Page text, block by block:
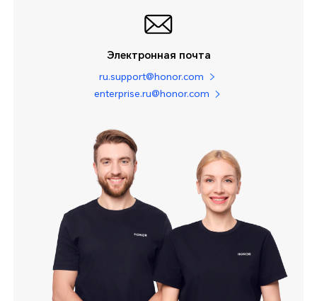
Электронная почта
ru.support@honor.com
enterprise.ru@honor.com